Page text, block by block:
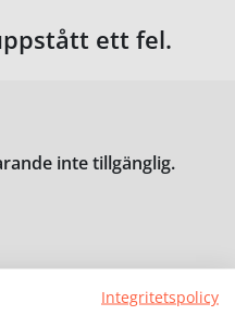
ett fel.
inte tillgänglig.
Integritetspolicy